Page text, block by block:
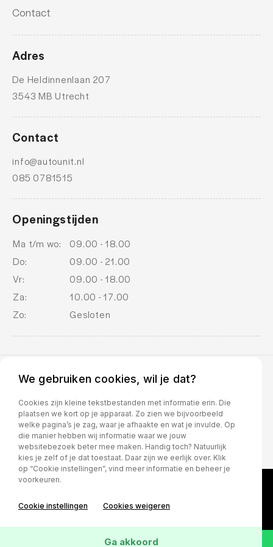
Dab
electronic climate control
Elektrisch bedienbare achterklep met sensorsturing
extra getint glas achter
extra getint glas achter
geluidsimulator
Geluidsisolerend glas
Geluidsisolerend glas
Kruisend verkeer detectie
multimedia scherm middel
multimedia scherm middel
multimedia scherm standaard
Oplaadmogelijkheid
Rijstrooksensor met correctie
ruitensproeiers/wisserbladen verwarmbaar
stuur leder
stuur multifunctioneel
stuur verwarmd
Contact
Adres
De Heldinnenlaan 207
3543 MB Utrecht
Contact
info@autounit.nl
085 0781515
Openingstijden
Ma t/m wo:
09.00 - 18.00
Do:
09.00 - 21.00
Vr:
09.00 - 18.00
Za:
10.00 - 17.00
Zo:
Gesloten
BOVAG voorwaarden
We gebruiken cookies, wil je dat?
Cookies zijn kleine tekstbestanden met informatie erin. Die
plaatsen we kort op je apparaat. Zo zien we bijvoorbeeld
welke pagina’s je zag, waar je afhaakte en wat je invulde. Op
die manier hebben wij informatie waar we jouw
websitebezoek beter mee maken. Handig toch? Natuurlijk
kies je zelf of je dat toestaat. Daar zijn we eerlijk over. Klik
op “Cookie instellingen”, vind meer informatie en beheer je
voorkeuren.
Cookie instellingen Cookies weigeren
Ga akkoord